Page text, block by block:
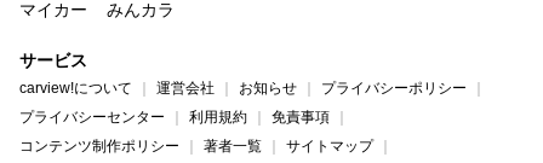
マイカー
みんカラ
サービス
carview!について 運営会社 お知らせ
プライバシーポリシー
プライバシーセンター
利用規約
免責事項
コンテンツ制作ポリシー
著者一覧 サイトマップ